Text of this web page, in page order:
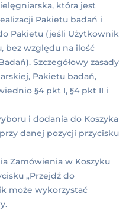
która jest
Pakietu badań i
Pakietu (jeśli Użytkownik
bez względu na ilość
Szczegółowy zasady
Pakietu badań,
§4 pkt I, §4 pkt II i
i dodania do Koszyka
danej pozycji przycisku
Zamówienia w Koszyku
„Przejdź do
może wykorzystać